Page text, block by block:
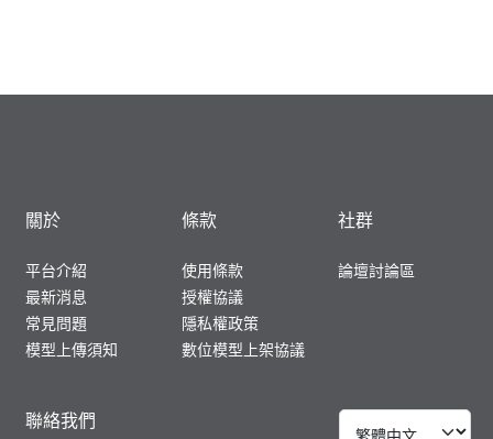
關於
平台介紹
最新消息
常見問題
模型上傳須知
條款
使用條款
授權協議
隱私權政策
數位模型上架協議
社群
論壇討論區
聯絡我們